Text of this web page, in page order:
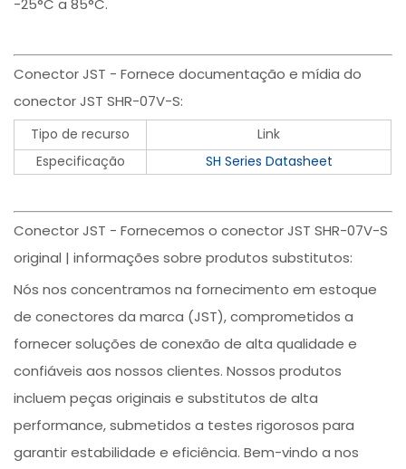
-25°C a 85°C.
Conector JST - Fornece documentação e mídia do
conector JST SHR-07V-S:
Tipo de recurso
Link
Especificação
SH Series Datasheet
Conector JST - Fornecemos o conector JST SHR-07V-S
original | informações sobre produtos substitutos:
Nós nos concentramos na fornecimento em estoque
de conectores da marca (JST), comprometidos a
fornecer soluções de conexão de alta qualidade e
confiáveis aos nossos clientes. Nossos produtos
incluem peças originais e substitutos de alta
performance, submetidos a testes rigorosos para
garantir estabilidade e eficiência. Bem-vindo a nos